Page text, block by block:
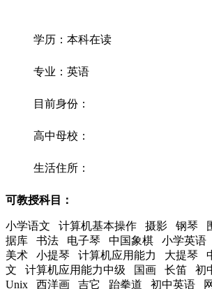
学历：本科在读
专业：英语
目前身份：
高中母校：
生活住所：
可教授科目：
小学语文 计算机基本操作 摄影 钢琴
据库 书法 电子琴 中国象棋 小学英语
美术 小提琴 计算机应用能力 大提琴
文 计算机应用能力中级 国画 长笛 初
Unix 西洋画 吉它 跆拳道 初中英语